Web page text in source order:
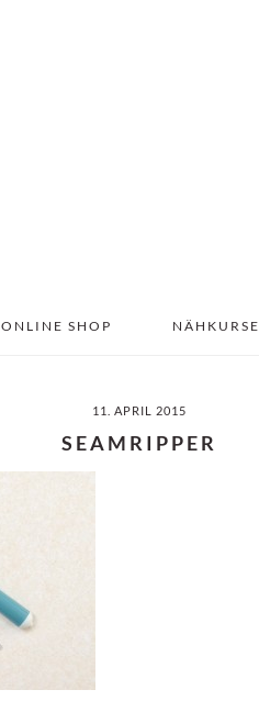
ONLINE SHOP NÄHKURSE
11. APRIL 2015
SEAMRIPPER